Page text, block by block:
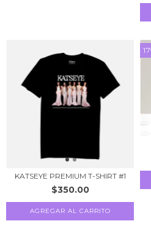
KATSEYE PREMIUM T-SHIRT #1
$350.00
AGREGAR AL CARRITO
17